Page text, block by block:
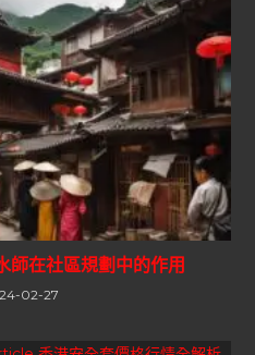
師在社區規劃中的作用
02-27